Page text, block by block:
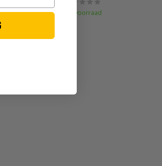
Op voorraad